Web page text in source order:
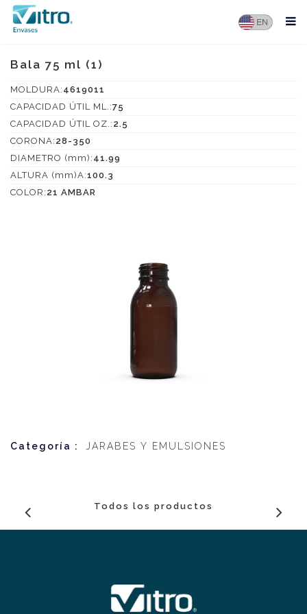
Bala 75 ml (1)
MOLDURA: 4619011
CAPACIDAD ÚTIL ML.:75
CAPACIDAD ÚTIL OZ.: 2.5
CORONA: 28-350
DIAMETRO (mm): 41.99
ALTURA (mm)A:100.3
COLOR: 21 AMBAR
Categoría : JARABES Y EMULSIONES
Todos los productos